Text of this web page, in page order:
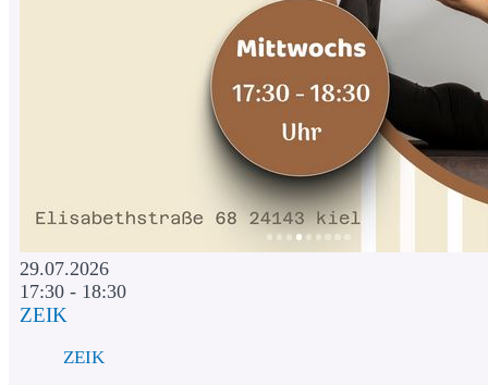
29.07.2026
17:30 - 18:30
ZEIK
ZEIK